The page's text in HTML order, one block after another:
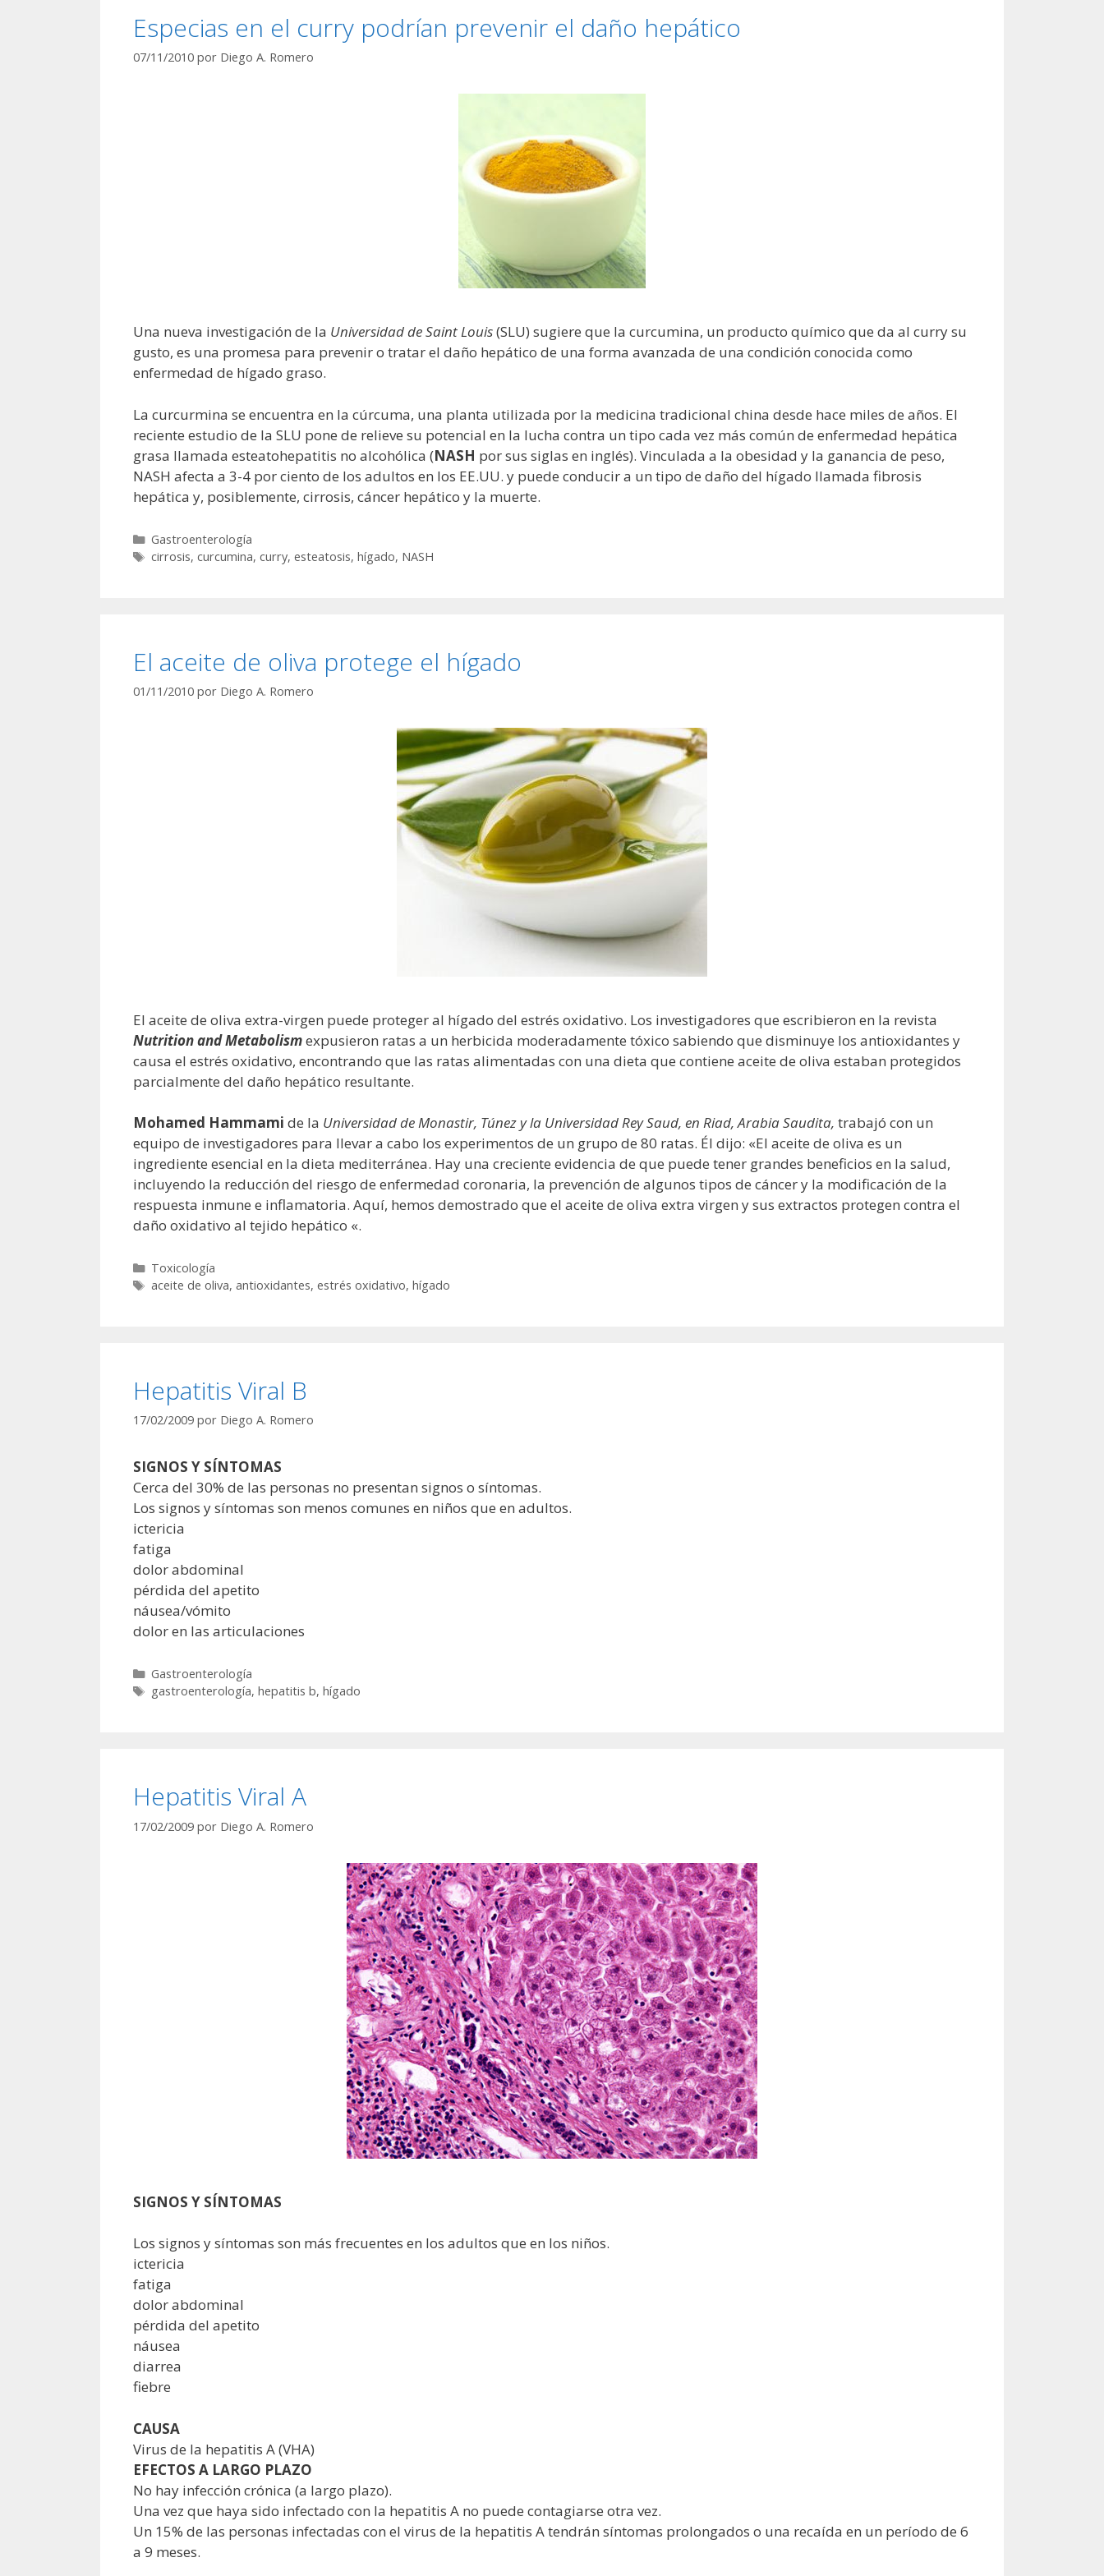
Especias en el curry podrían prevenir el daño hepático
07/11/2010 por Diego A. Romero
Una nueva investigación de la Universidad de Saint Louis(SLU) sugiere que la curcumina, un producto químico que da al curry su
gusto, es una promesa para prevenir o tratar el daño hepático de una forma avanzada de una condición conocida como
enfermedad de hígado graso.
La curcurmina se encuentra en la cúrcuma, una planta utilizada por la medicina tradicional china desde hace miles de años. El
reciente estudio de la SLU pone de relieve su potencial en la lucha contra un tipo cada vez más común de enfermedad hepática
grasa llamada esteatohepatitis no alcohólica (NASH por sus siglas en inglés). Vinculada a la obesidad y la ganancia de peso,
NASH afecta a 3-4 por ciento de los adultos en los EE.UU. y puede conducir a un tipo de daño del hígado llamada fibrosis
hepática y, posiblemente, cirrosis, cáncer hepático y la muerte.
Categorías
Gastroenterología
Etiquetas
cirrosis, curcumina, curry, esteatosis, hígado, NASH
El aceite de oliva protege el hígado
01/11/2010 por Diego A. Romero
El aceite de oliva extra-virgen puede proteger al hígado del estrés oxidativo. Los investigadores que escribieron en la revista
Nutrition and Metabolismexpusieron ratas a un herbicida moderadamente tóxico sabiendo que disminuye los antioxidantes y
causa el estrés oxidativo, encontrando que las ratas alimentadas con una dieta que contiene aceite de oliva estaban protegidos
parcialmente del daño hepático resultante.
Mohamed Hammami de la Universidad de Monastir, Túnez y la Universidad Rey Saud, en Riad, Arabia Saudita, trabajó con un
equipo de investigadores para llevar a cabo los experimentos de un grupo de 80 ratas. Él dijo: «El aceite de oliva es un
ingrediente esencial en la dieta mediterránea. Hay una creciente evidencia de que puede tener grandes beneficios en la salud,
incluyendo la reducción del riesgo de enfermedad coronaria, la prevención de algunos tipos de cáncer y la modificación de la
respuesta inmune e inflamatoria. Aquí, hemos demostrado que el aceite de oliva extra virgen y sus extractos protegen contra el
daño oxidativo al tejido hepático «.
Categorías
Toxicología
Etiquetas
aceite de oliva, antioxidantes, estrés oxidativo, hígado
Hepatitis Viral B
17/02/2009 por Diego A. Romero
SIGNOS Y SÍNTOMAS
Cerca del 30% de las personas no presentan signos o síntomas.
Los signos y síntomas son menos comunes en niños que en adultos.
ictericia
fatiga
dolor abdominal
pérdida del apetito
náusea/vómito
dolor en las articulaciones
Categorías
Gastroenterología
Etiquetas
gastroenterología, hepatitis b, hígado
Hepatitis Viral A
17/02/2009 por Diego A. Romero
SIGNOS Y SÍNTOMAS
Los signos y síntomas son más frecuentes en los adultos que en los niños.
ictericia
fatiga
dolor abdominal
pérdida del apetito
náusea
diarrea
fiebre
CAUSA
Virus de la hepatitis A (VHA)
EFECTOS A LARGO PLAZO
No hay infección crónica (a largo plazo).
Una vez que haya sido infectado con la hepatitis A no puede contagiarse otra vez.
Un 15% de las personas infectadas con el virus de la hepatitis A tendrán síntomas prolongados o una recaída en un período de 6
a 9 meses.